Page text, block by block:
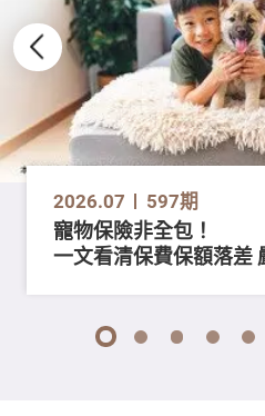
2026.07 597期
寵物保險非全包！
一文看清保費保額落差
1 2 3 4 5